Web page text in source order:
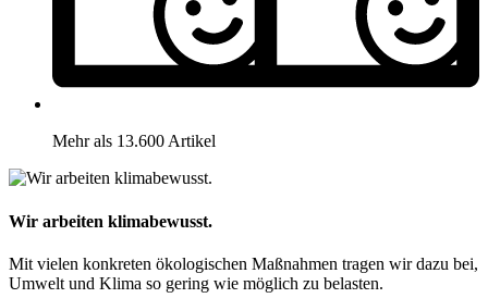
Mehr als 13.600 Artikel
Wir arbeiten klimabewusst.
Mit vielen konkreten ökologischen Maßnahmen tragen wir dazu bei,
Umwelt und Klima so gering wie möglich zu belasten.